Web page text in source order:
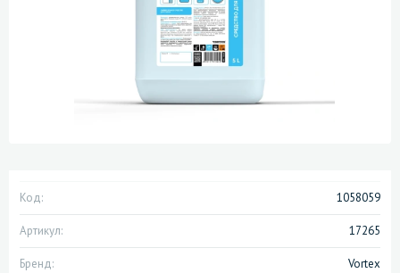
Код: 1058059
Артикул: 17265
Бренд: Vortex